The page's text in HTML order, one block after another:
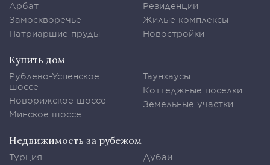
Арбат
Замоскворечье
Патриаршие пруды
Резиденции
Жилые комплексы
Новостройки
Купить дом
Рублево-Успенское
шоссе
Новорижское шоссе
Минское шоссе
Таунхаусы
Коттеджные поселки
Земельные участки
Недвижимость за рубежом
Турция
Дубаи